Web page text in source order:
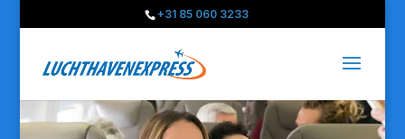
+31 85 060 3233